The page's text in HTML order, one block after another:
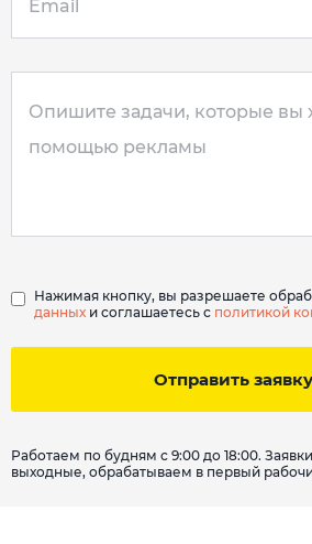
Отправить заявку
Нажимая кнопку, вы разрешаете
данных и соглашаетесь с политикой
Работаем по будням с 9:00 до 18:00.
выходные, обрабатываем в первый